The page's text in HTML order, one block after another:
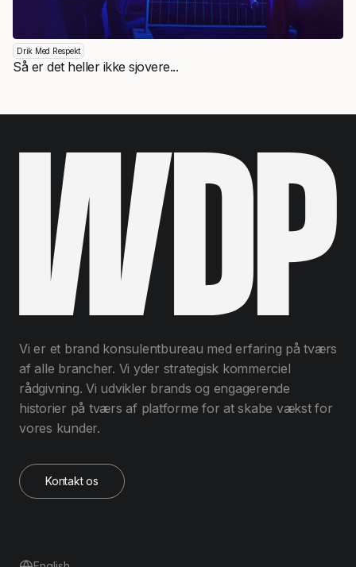
Drik Med Respekt
Så er det heller ikke sjovere...
Vi er et brand konsulentbureau med erfaring på tværs
af alle brancher. Vi yder strategisk kommerciel
rådgivning. Vi udvikler brands og engagerende
historier på tværs af platforme for at skabe vækst for
vores kunder.
Kontakt os